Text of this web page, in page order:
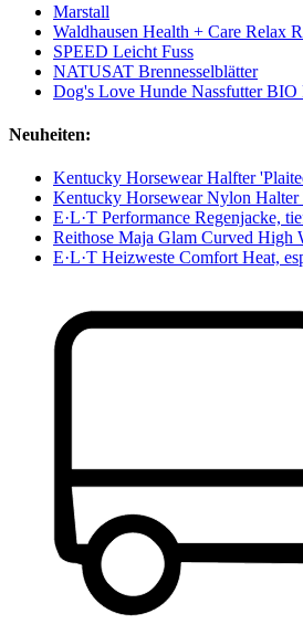
Marstall
Waldhausen Health + Care Relax
SPEED Leicht Fuss
NATUSAT Brennesselblätter
Dog's Love Hunde Nassfutter
Neuheiten:
Kentucky Horsewear Halfter
Kentucky Horsewear Nylon
E·L·T Performance Regenjacke,
Reithose Maja Glam Curved High
E·L·T Heizweste Comfort Heat,